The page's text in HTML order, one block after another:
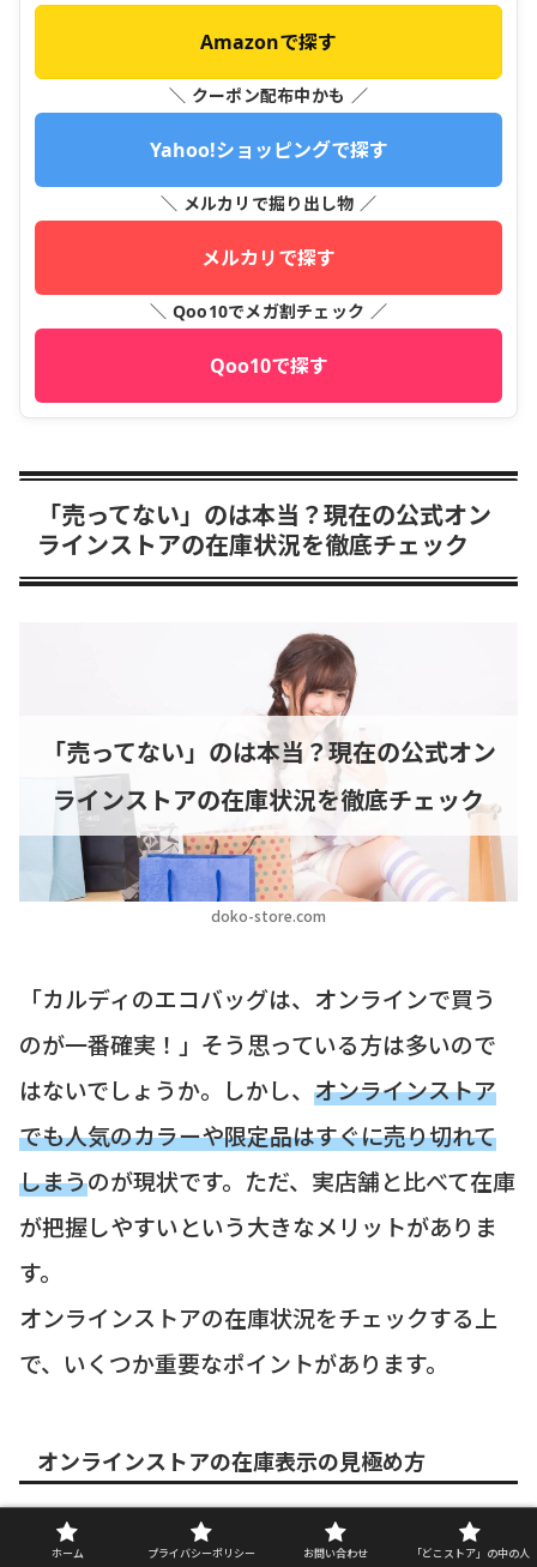
Amazonで探す
＼ クーポン配布中かも ／
Yahoo!ショッピングで探す
＼ メルカリで掘り出し物 ／
メルカリで探す
＼ Qoo10でメガ割チェック ／
Qoo10で探す
「売ってない」のは本当？現在の公式オン
ラインストアの在庫状況を徹底チェック
doko-store.com
「売ってない」のは本当？現在の公式オン
ラインストアの在庫状況を徹底チェック
「カルディのエコバッグは、オンラインで買う
のが一番確実！」そう思っている方は多いので
はないでしょうか。しかし、 オンラインストア
でも人気のカラーや限定品はすぐに売り切れて
しまうのが現状です。ただ、実店舗と比べて在庫
が把握しやすいという大きなメリットがありま
す。
オンラインストアの在庫状況をチェックする上
で、いくつか重要なポイントがあります。
オンラインストアの在庫表示の見極め方
カルディコーヒーファームのオンラインストアで
ホーム プライバシーポリシー お問い合わせ 「どこストア」の中の人